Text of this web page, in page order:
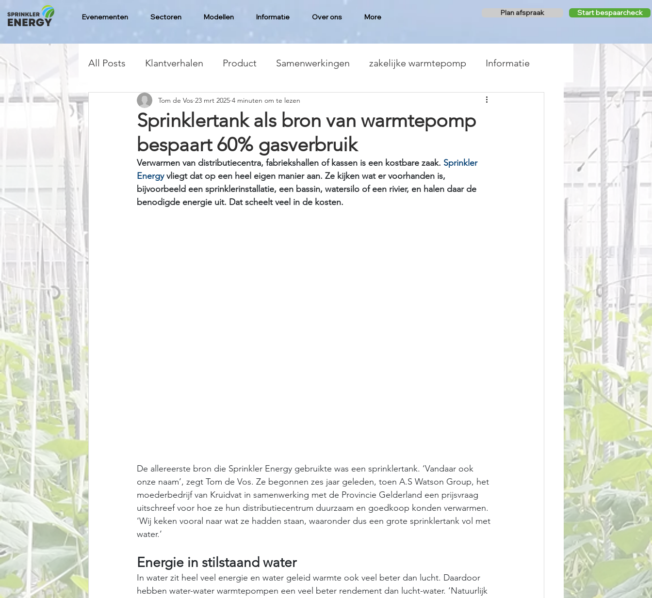
Evenementen Sectoren Modellen Informatie Over ons More Plan afspraak Start bespaarcheck
All Posts Klantverhalen Product Samenwerkingen zakelijke warmtepomp Informatie
Sprink­ler­tank als bron van warmtepomp
bespaart 60% gasverbruik
Tom de Vos 23 mrt 2025 4 minuten om te lezen
Verwarmen van distributiecentra, fabriekshallen of kassen is een kostbare zaak. Sprinkler
Energy vliegt dat op een heel eigen manier aan. Ze kijken wat er voorhanden is,
bijvoorbeeld een sprinklerinstallatie, een bassin, watersilo of een rivier, en halen daar de
benodigde energie uit. Dat scheelt veel in de kosten.
De allereerste bron die Sprinkler Energy gebruikte was een sprinklertank. ‘Vandaar ook
onze naam’, zegt Tom de Vos. Ze begonnen zes jaar geleden, toen A.S Watson Group, het
moederbedrijf van Kruidvat in samenwerking met de Provincie Gelderland een prijsvraag
uitschreef voor hoe ze hun distributiecentrum duurzaam en goedkoop konden verwarmen.
‘Wij keken vooral naar wat ze hadden staan, waaronder dus een grote sprinklertank vol met
water.’
Energie in stilstaand water
In water zit heel veel energie en water geleid warmte ook veel beter dan lucht. Daardoor
hebben water-water warmtepompen een veel beter rendement dan lucht-water. ‘Natuurlijk